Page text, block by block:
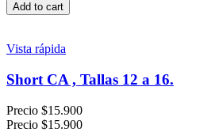
Add to cart
Vista rápida
Short CA , Tallas 12 a 16.
Precio $15.900
Precio $15.900